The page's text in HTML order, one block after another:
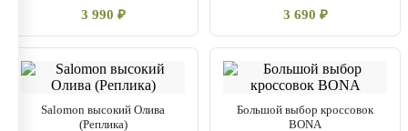
3 990 ₽ 3 690 ₽
Salomon высокий Олива
(Реплика)
Большой выбор кроссовок
BONA